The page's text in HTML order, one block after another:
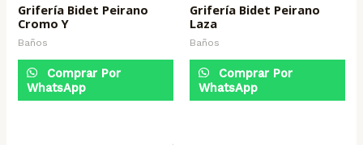
Grifería Bidet Peirano
Cromo Y
Baños
Comprar Por
WhatsApp
Grifería Bidet Peirano
Laza
Baños
Comprar Por
WhatsApp